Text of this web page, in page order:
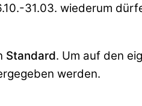
31.03. wiederum
Standard. Um auf den
werden.